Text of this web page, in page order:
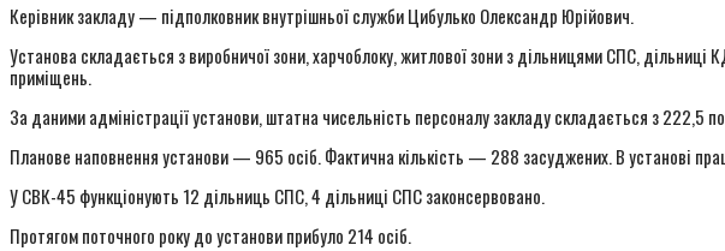
Керівник закладу — підполковник внутрішньої служби Цибулько Олександр Юрійович.
Установа складається з виробничої зони, харчоблоку, житлової зони з дільницями СПС,
приміщень.
За даними адміністрації установи, штатна чисельність персоналу закладу складається з
Планове наповнення установи — 965 осіб. Фактична кількість — 288 засуджених. В установі
У СВК-45 функціонують 12 дільниць СПС, 4 дільниці СПС законсервовано.
Протягом поточного року до установи прибуло 214 осіб.